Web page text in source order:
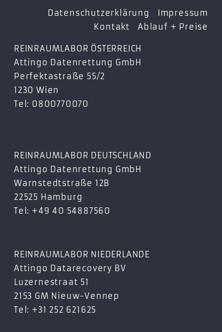
Datenschutzerklärung
Impressum
Kontakt
Ablauf + Preise
REINRAUMLABOR ÖSTERREICH
Attingo Datenrettung GmbH
Perfektastraße 55/2
1230 Wien
Tel: 0800770070
REINRAUMLABOR DEUTSCHLAND
Attingo Datenrettung GmbH
Warnstedtstraße 12B
22525 Hamburg
Tel: +49 40 54887560
REINRAUMLABOR NIEDERLANDE
Attingo Datarecovery BV
Luzernestraat 51
2153 GM Nieuw-Vennep
Tel: +31 252 621625